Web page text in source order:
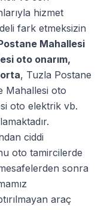
hizmet
fark etmeksizin
Mahallesi
oto onarım,
, Tuzla Postane
Mahallesi oto
oto elektrik vb.
ciddi
oto tamircilerde
sonra
araç